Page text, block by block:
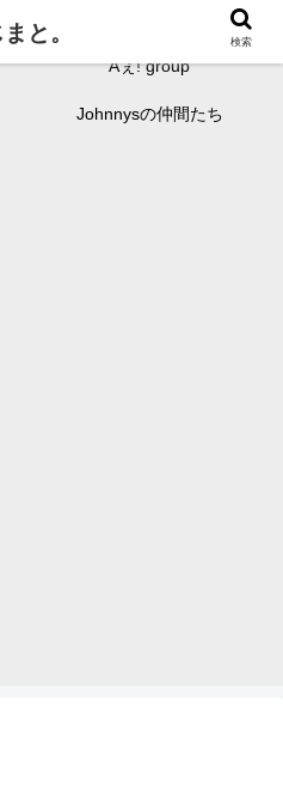
ちを独断と偏見でまとめます。
Aぇ! group
Johnnysの仲間たち
と。 検索